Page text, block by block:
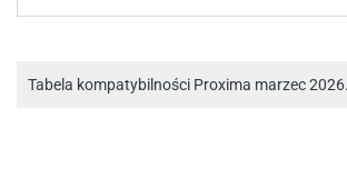
Tabela kompatybilności Proxima marzec